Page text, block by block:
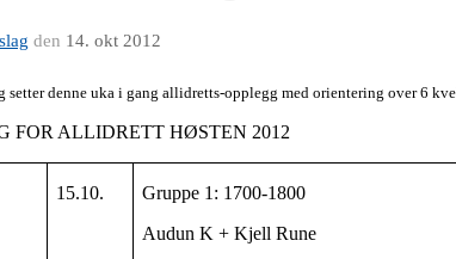
den 14. okt 2012
setter denne uka i gang allidretts-opplegg med orientering over 6
FOR ALLIDRETT HØSTEN 2012
15.10.
Gruppe 1: 1700-1800
Audun K + Kjell Rune